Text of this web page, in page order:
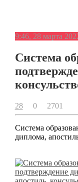
9:46, 28 марта
Система
28 0 2701
Система
диплома,